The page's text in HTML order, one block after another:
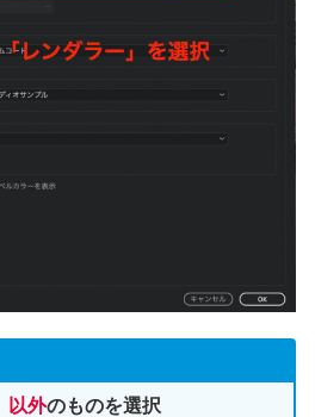
以外のものを選択